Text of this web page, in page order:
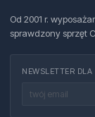
Od 2001 r.
sprawdzony sprzęt
NEWSLETTER DLA